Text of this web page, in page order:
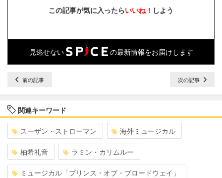
この記事が気に入ったらいいね！ しよう
見逃せない の最新情報をお届けします
前の記事 次の記事
関連キーワード
スーザン・ストローマン 海外ミュージカル
柚希礼音 ラミン・カリムルー
ミュージカル「プリンス・オブ・ブロードウェイ」